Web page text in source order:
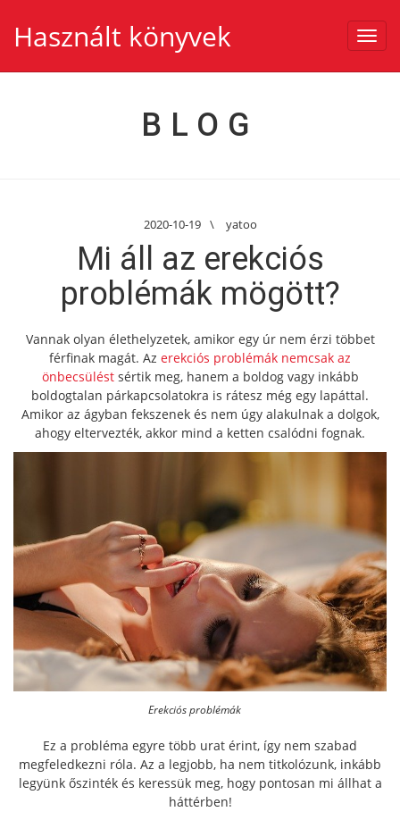
Használt könyvek
BLOG
2020-10-19 \ yatoo
Mi áll az erekciós
problémák mögött?
Vannak olyan élethelyzetek, amikor egy úr nem érzi többet
férfinak magát. Az erekciós problémák nemcsak az
önbecsüléstsértik meg, hanem a boldog vagy inkább
boldogtalan párkapcsolatokra is rátesz még egy lapáttal.
Amikor az ágyban fekszenek és nem úgy alakulnak a dolgok,
ahogy eltervezték, akkor mind a ketten csalódni fognak.
Erekciós problémák
Ez a probléma egyre több urat érint, így nem szabad
megfeledkezni róla. Az a legjobb, ha nem titkolózunk, inkább
legyünk őszinték és keressük meg, hogy pontosan mi állhat a
háttérben!